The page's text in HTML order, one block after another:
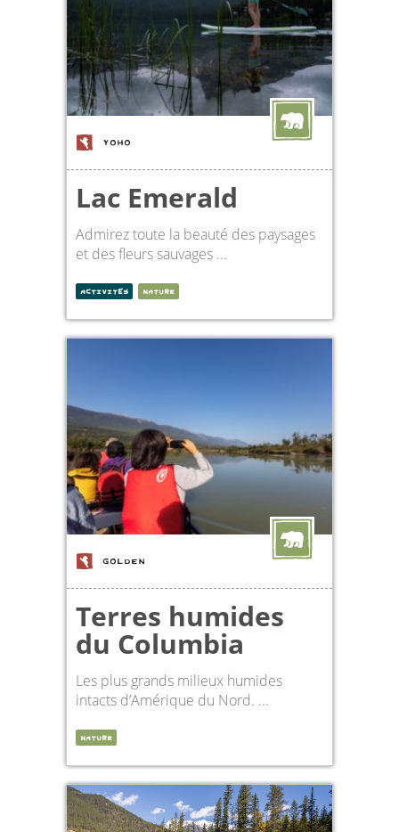
YOHO
Lac Emerald
Admirez toute la beauté des paysages
et des fleurs sauvages ...
ACTIVITÉS NATURE
GOLDEN
Terres humides
du Columbia
Les plus grands milieux humides
intacts d’Amérique du Nord. ...
NATURE